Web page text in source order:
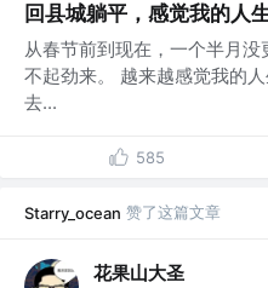
回县城躺平，感觉我的人
从春节前到现在，一个半月没
不起劲来。 越来越感觉我的人
去...
585
Starry_ocean 赞了这篇文章
花果山大圣